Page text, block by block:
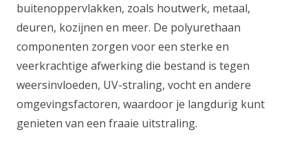
buitenoppervlakken, zoals houtwerk, metaal,
deuren, kozijnen en meer. De polyurethaan
componenten zorgen voor een sterke en
veerkrachtige afwerking die bestand is tegen
weersinvloeden, UV-straling, vocht en andere
omgevingsfactoren, waardoor je langdurig kunt
genieten van een fraaie uitstraling.